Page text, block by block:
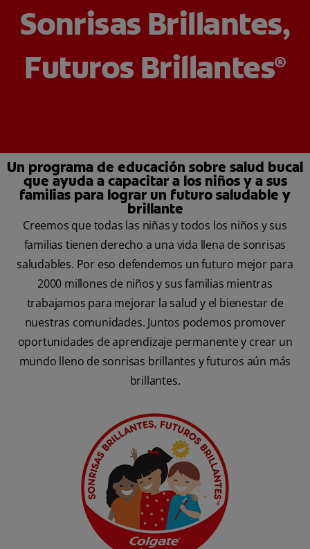
CHEQUEO DE SALUD BUCAL
CORRESPONDENCIA DE PRODUCTOS
SUSCRÍBASE
Sonrisas Brillantes,
Futuros Brillantes®
Un programa de educación sobre salud bucal
que ayuda a capacitar a los niños y a sus
familias para lograr un futuro saludable y
brillante
Creemos que todas las niñas y todos los niños y sus
familias tienen derecho a una vida llena de sonrisas
saludables. Por eso defendemos un futuro mejor para
2000 millones de niños y sus familias mientras
trabajamos para mejorar la salud y el bienestar de
nuestras comunidades. Juntos podemos promover
oportunidades de aprendizaje permanente y crear un
mundo lleno de sonrisas brillantes y futuros aún más
brillantes.